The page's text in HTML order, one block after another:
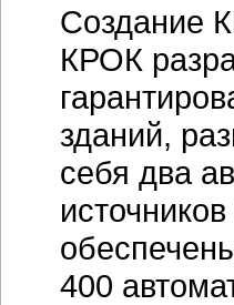
Создание
КРОК
зданий,
себя два
400